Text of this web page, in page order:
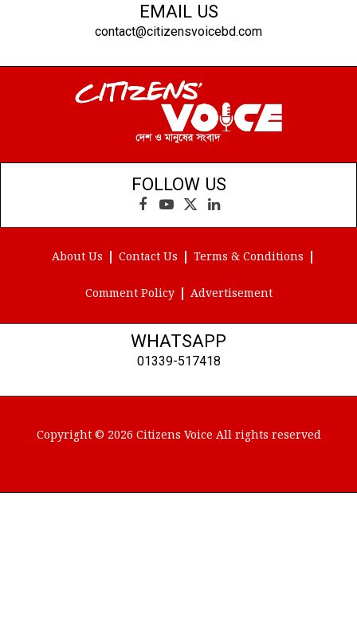
EMAIL US
contact@citizensvoicebd.com
FOLLOW US
Facebook
YouTube
X
(Twitter)
LinkedIn
About Us Contact Us Terms & Conditions
Comment Policy Advertisement
WHATSAPP
01339-517418
Copyright © 2026 Citizens Voice All rights reserved